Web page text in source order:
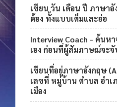
เขียน วัน เดือน ปี ภาษาอั
ต้อง ทั้งแบบเต็มและย่อ
Interview Coach - ค้นห
เอง ก่อนที่ผู้สัมภาษณ์จะจั
เขียนที่อยู่ภาษาอังกฤษ
เลขที่ หมู่บ้าน ตำบล อำเ
เมือง